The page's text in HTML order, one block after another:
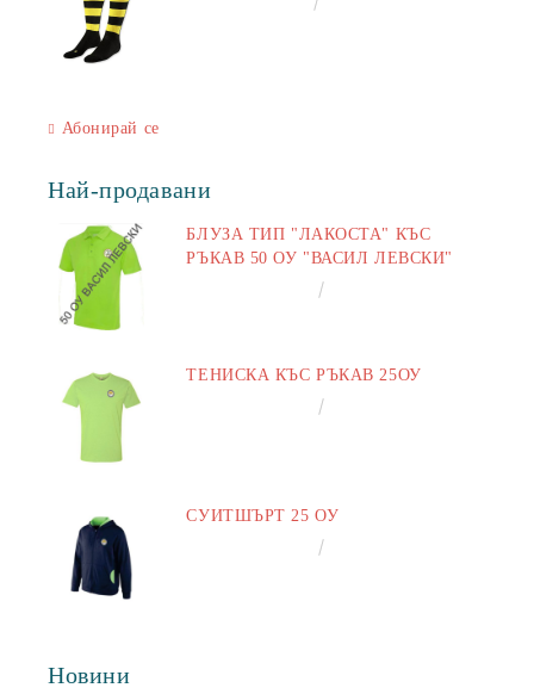
Абонирай се
Най-продавани
БЛУЗА ТИП "ЛАКОСТА" КЪС
РЪКАВ 50 ОУ "ВАСИЛ ЛЕВСКИ"
ТЕНИСКА КЪС РЪКАВ 25ОУ
СУИТШЪРТ 25 ОУ
Новини